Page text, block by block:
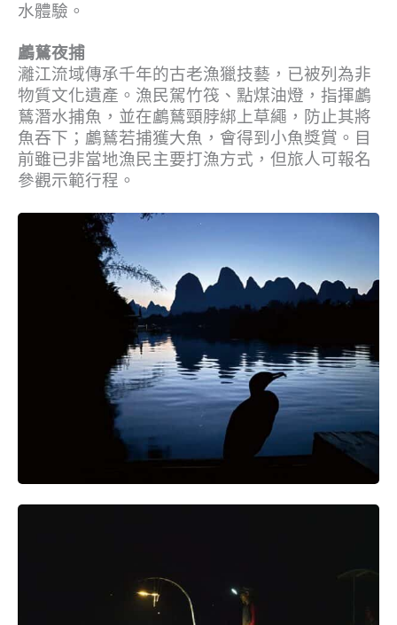
水體驗。
鸕鶿夜捕
灕江流域傳承千年的古老漁獵技藝，已被列為非
物質文化遺產。漁民駕竹筏、點煤油燈，指揮鸕
鶿潛水捕魚，並在鸕鶿頸脖綁上草繩，防止其將
魚吞下；鸕鶿若捕獲大魚，會得到小魚獎賞。目
前雖已非當地漁民主要打漁方式，但旅人可報名
參觀示範行程。